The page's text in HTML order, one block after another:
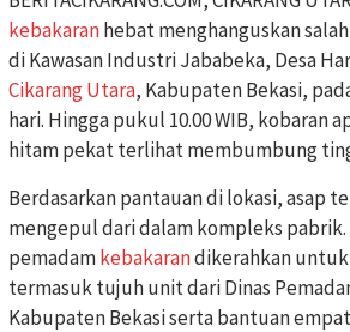
kebakaranhebat menghanguskan
di Kawasan Industri Jababeka, Desa
Cikarang Utara, Kabupaten Bekasi,
hari. Hingga pukul 10.00 WIB, kobaran
hitam pekat terlihat membumbung
Berdasarkan pantauan di lokasi, asap
mengepul dari dalam kompleks
pemadamkebakarandikerahkan
termasuk tujuh unit dari Dinas
Kabupaten Bekasi serta bantuan